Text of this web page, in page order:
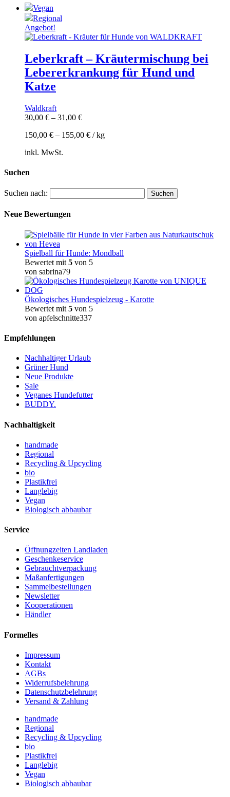
Vegan
Regional
Angebot!
Leberkraft – Kräutermischung bei
Lebererkrankung für Hund und
Katze
Waldkraft
30,00 € – 31,00 €
150,00 € – 155,00 € /kg
inkl. MwSt.
Suchen
Suchen nach:
Neue Bewertungen
Spielball für Hunde: Mondball
Bewertet mit 5 von 5
von sabrina79
Ökologisches Hundespielzeug - Karotte
Bewertet mit 5 von 5
von apfelschnitte337
Empfehlungen
Nachhaltiger Urlaub
Grüner Hund
Neue Produkte
Sale
Veganes Hundefutter
BUDDY.
Nachhaltigkeit
handmade
Regional
Recycling & Upcycling
bio
Plastikfrei
Langlebig
Vegan
Biologisch abbaubar
Service
Öffnungzeiten Landladen
Geschenkeservice
Gebrauchtverpackung
Maßanfertigungen
Sammelbestellungen
Newsletter
Kooperationen
Händler
Formelles
Impressum
Kontakt
AGBs
Widerrufsbelehrung
Datenschutzbelehrung
Versand & Zahlung
handmade
Regional
Recycling & Upcycling
bio
Plastikfrei
Langlebig
Vegan
Biologisch abbaubar